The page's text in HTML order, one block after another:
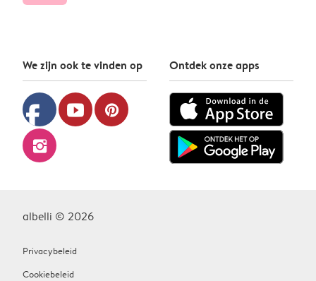
We zijn ook te vinden op
facebook youtube pinterest
instagram
Ontdek onze apps
albelli © 2026
Privacybeleid
Cookiebeleid